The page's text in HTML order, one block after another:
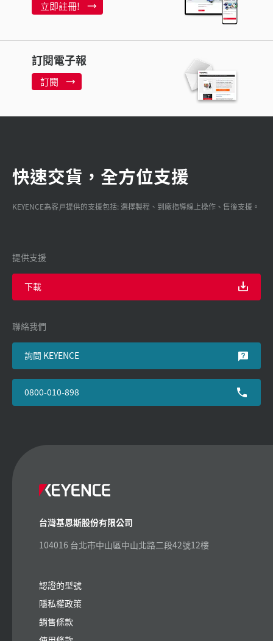
立即註冊!
訂閱電子報
訂閱
快速交貨，全方位支援
KEYENCE為客戸提供的支援包括: 選擇製程、到廠指導線上操作、售後支援。
提供支援
下載
聯絡我們
詢問 KEYENCE
0800-010-898
台灣基恩斯股份有限公司
104016 台北市中山區中山北路二段42號12樓
認證的型號
隱私權政策
銷售條款